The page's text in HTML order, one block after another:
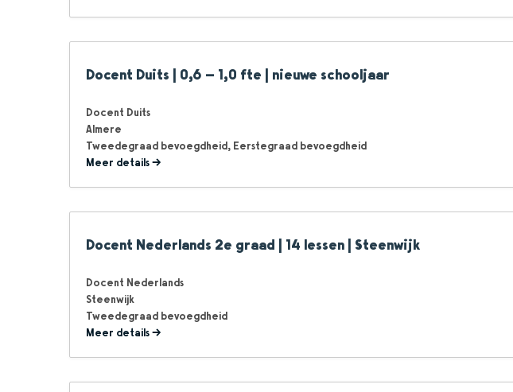
Docent Duits | 0,6 – 1,0 fte | nieuwe schooljaar
Docent Duits
Almere
Tweedegraad bevoegdheid Eerstegraad bevoegdheid
Meer details
Docent Nederlands 2e graad | 14 lessen | Steenwijk
Docent Nederlands
Steenwijk
Tweedegraad bevoegdheid
Meer details